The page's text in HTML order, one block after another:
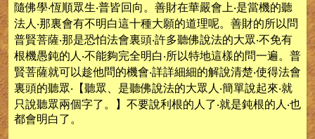
隨佛學‧恆順眾生‧普皆回向。善財在華嚴會上‧是當機的聽
法人‧那裏會有不明白這十種大願的道理呢。善財的所以問
普賢菩薩‧那是恐怕法會裏頭‧許多聽佛說法的大眾‧不免有
根機愚鈍的人‧不能夠完全明白‧所以特地這樣的問一遍。普
賢菩薩就可以趁他問的機會‧詳詳細細的解說清楚‧使得法會
裏頭的聽眾‧【聽眾、是聽佛說法的大眾人‧簡單說起來‧就
只說聽眾兩個字了。】不要說利根的人了‧就是鈍根的人‧也
都會明白了。